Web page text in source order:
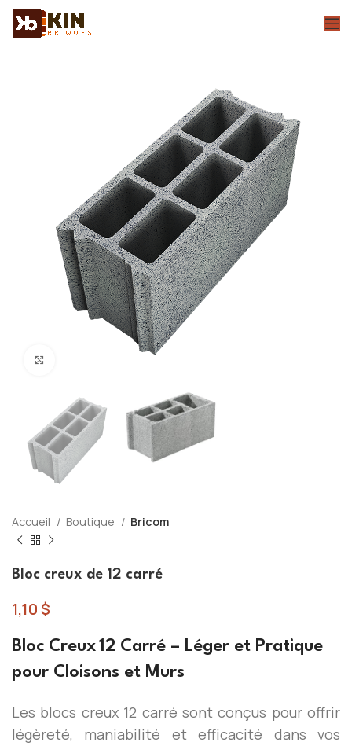
Accueil Boutique Bricom
Bloc creux de 12 carré
1,10$
Bloc Creux 12 Carré – Léger et Pratique
pour Cloisons et Murs
Les blocs creux 12 carré sont conçus pour offrir
légèreté, maniabilité et efficacité dans vos